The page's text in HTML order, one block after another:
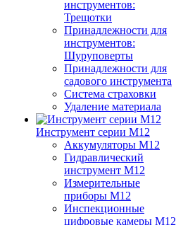
инструментов:
Трещотки
Принадлежности для
инструментов:
Шуруповерты
Принадлежности для
садового инструмента
Система страховки
Удаление материала
Инструмент серии M12
Аккумуляторы M12
Гидравлический
инструмент M12
Измерительные
приборы M12
Инспекционные
цифровые камеры M12